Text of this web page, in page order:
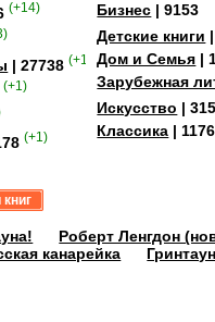
(+14)
| 27738 (+15)
(+1)
(+1)
Бизнес | 9153
Детские книги
Дом и Семья |
Зарубежная
Искусство |
Классика |
Роберт Ленгдон
канарейка